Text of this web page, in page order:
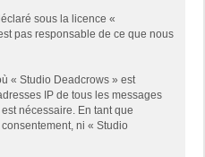
sous la licence «
pas responsable de ce que nous
« Studio Deadcrows » est
IP de tous les messages
nécessaire. En tant que
ni « Studio